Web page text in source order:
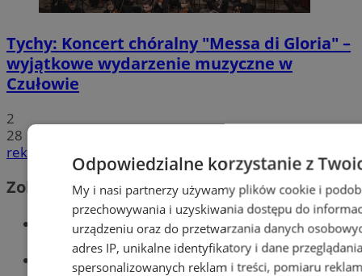
Tychy: Koncert chóralny "Messa di Gloria" –
wyjątkowe wydarzenie muzyczne w
Czułowie
2
28
reklama
Zobacz również
Wiadomości kryminalne w Tychach
Wiadomości lokalne
Odpowiedzialne korzystanie z
My i nasi partnerzy używamy plików cookie i
przechowywania i uzyskiwania dostępu do
urządzeniu oraz do przetwarzania danych
adres IP, unikalne identyfikatory i dane
spersonalizowanych reklam i treści, pomiaru